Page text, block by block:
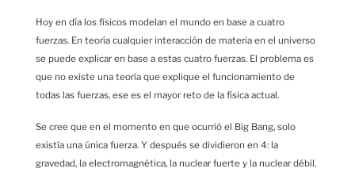
Hoy en día los físicos modelan el mundo en base a cuatro
fuerzas. En teoría cualquier interacción de materia en el universo
se puede explicar en base a estas cuatro fuerzas. El problema es
que no existe una teoría que explique el funcionamiento de
todas las fuerzas, ese es el mayor reto de la física actual.
Se cree que en el momento en que ocurrió el Big Bang, solo
existía una única fuerza. Y después se dividieron en 4: la
gravedad, la electromagnética, la nuclear fuerte y la nuclear débil.